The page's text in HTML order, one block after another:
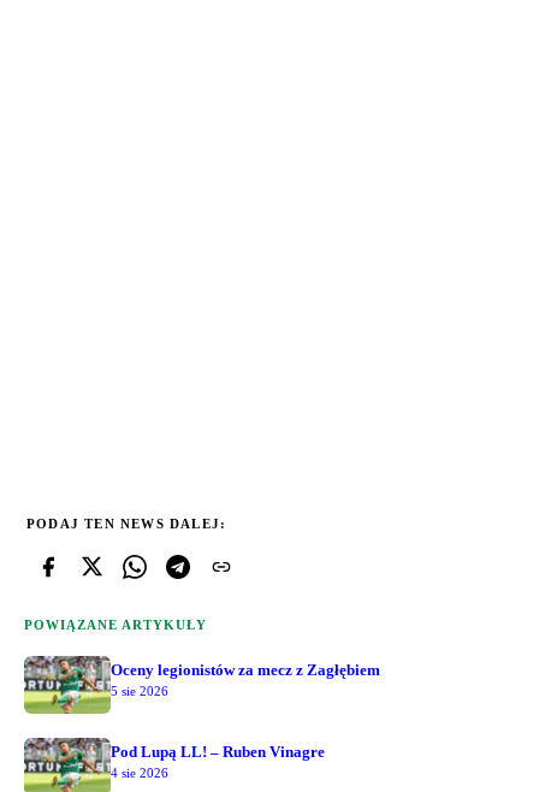
PODAJ TEN NEWS DALEJ:
POWIĄZANE ARTYKUŁY
Oceny legionistów za mecz z Zagłębiem
5 sie 2026
Pod Lupą LL! – Ruben Vinagre
4 sie 2026